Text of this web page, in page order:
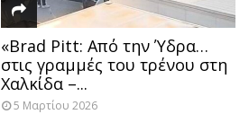
«Brad Pitt: Από την Ύδρα…
στις γραμμές του τρένου στη
Χαλκίδα –...
5 Μαρτίου 2026